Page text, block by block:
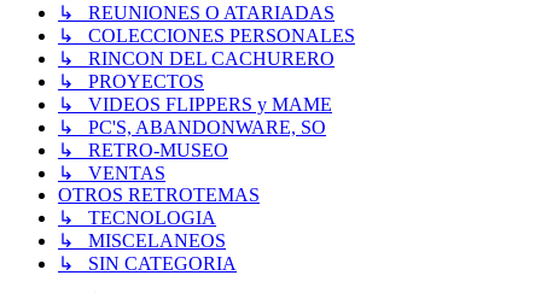
↳ REUNIONES O ATARIADAS
↳ COLECCIONES PERSONALES
↳ RINCON DEL CACHURERO
↳ PROYECTOS
↳ VIDEOS FLIPPERS y MAME
↳ PC'S, ABANDONWARE, SO
↳ RETRO-MUSEO
↳ VENTAS
OTROS RETROTEMAS
↳ TECNOLOGIA
↳ MISCELANEOS
↳ SIN CATEGORIA